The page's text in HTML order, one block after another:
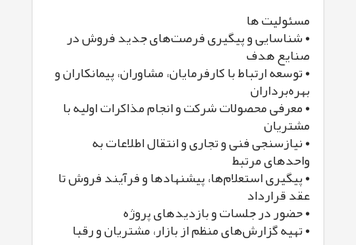
مسئولیت ها
• شناسایی و پیگیری فرصت‌های جدید فروش در
صنایع هدف
• توسعه ارتباط با کارفرمایان، مشاوران، پیمانکاران و
بهره‌برداران
• معرفی محصولات شرکت و انجام مذاکرات اولیه با
مشتریان
• نیازسنجی فنی و تجاری و انتقال اطلاعات به
واحدهای مرتبط
• پیگیری استعلام‌ها، پیشنهادها و فرآیند فروش تا
عقد قرارداد
• حضور در جلسات و بازدیدهای پروژه
• تهیه گزارش‌های منظم از بازار، مشتریان و رقبا